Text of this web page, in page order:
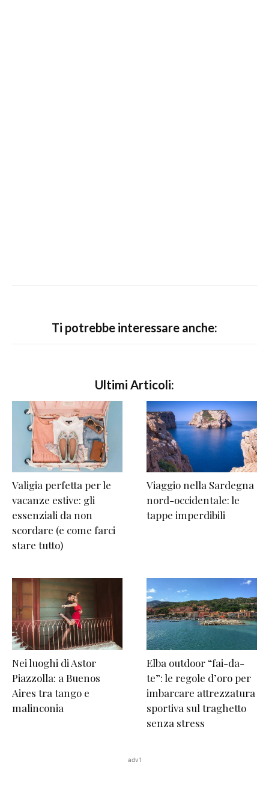
Ti potrebbe interessare anche:
Ultimi Articoli:
Valigia perfetta per le
vacanze estive: gli
essenziali da non
scordare (e come farci
stare tutto)
Viaggio nella Sardegna
nord-occidentale: le
tappe imperdibili
Nei luoghi di Astor
Piazzolla: a Buenos
Aires tra tango e
malinconia
Elba outdoor “fai-da-
te”: le regole d’oro per
imbarcare attrezzatura
sportiva sul traghetto
senza stress
adv1